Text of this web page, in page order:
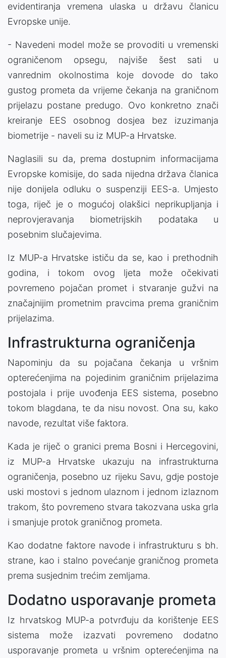
evidentiranja vremena ulaska u državu članicu
Evropske unije.
- Navedeni model može se provoditi u vremenski
ograničenom opsegu, najviše šest sati u
vanrednim okolnostima koje dovode do tako
gustog prometa da vrijeme čekanja na graničnom
prijelazu postane predugo. Ovo konkretno znači
kreiranje EES osobnog dosjea bez izuzimanja
biometrije - naveli su iz MUP-a Hrvatske.
Naglasili su da, prema dostupnim informacijama
Evropske komisije, do sada nijedna država članica
nije donijela odluku o suspenziji EES-a. Umjesto
toga, riječ je o mogućoj olakšici neprikupljanja i
neprovjeravanja biometrijskih podataka u
posebnim slučajevima.
Iz MUP-a Hrvatske ističu da se, kao i prethodnih
godina, i tokom ovog ljeta može očekivati
povremeno pojačan promet i stvaranje gužvi na
značajnijim prometnim pravcima prema graničnim
prijelazima.
Infrastrukturna ograničenja
Napominju da su pojačana čekanja u vršnim
opterećenjima na pojedinim graničnim prijelazima
postojala i prije uvođenja EES sistema, posebno
tokom blagdana, te da nisu novost. Ona su, kako
navode, rezultat više faktora.
Kada je riječ o granici prema Bosni i Hercegovini,
iz MUP-a Hrvatske ukazuju na infrastrukturna
ograničenja, posebno uz rijeku Savu, gdje postoje
uski mostovi s jednom ulaznom i jednom izlaznom
trakom, što povremeno stvara takozvana uska grla
i smanjuje protok graničnog prometa.
Kao dodatne faktore navode i infrastrukturu s bh.
strane, kao i stalno povećanje graničnog prometa
prema susjednim trećim zemljama.
Dodatno usporavanje prometa
Iz hrvatskog MUP-a potvrđuju da korištenje EES
sistema može izazvati povremeno dodatno
usporavanje prometa u vršnim opterećenjima na